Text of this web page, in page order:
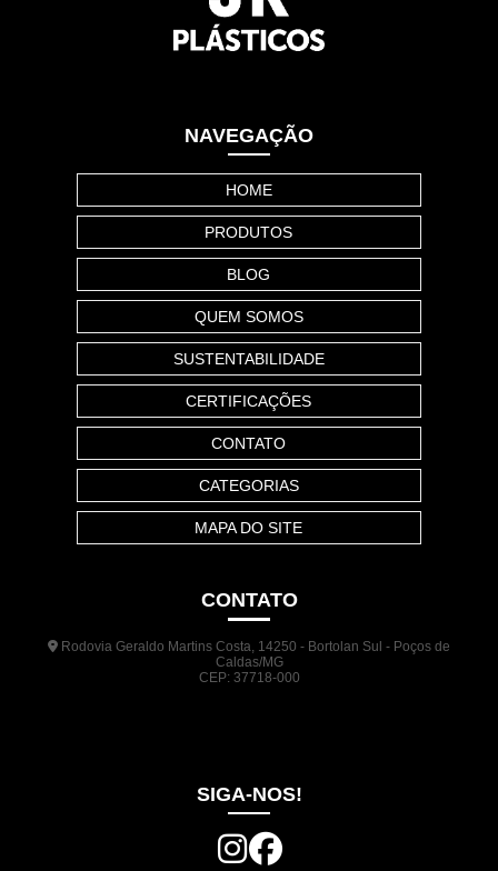
NAVEGAÇÃO
HOME
PRODUTOS
BLOG
QUEM SOMOS
SUSTENTABILIDADE
CERTIFICAÇÕES
CONTATO
CATEGORIAS
MAPA DO SITE
CONTATO
Rodovia Geraldo Martins Costa, 14250 - Bortolan Sul - Poços de
Caldas/MG
CEP: 37718-000
SIGA-NOS!